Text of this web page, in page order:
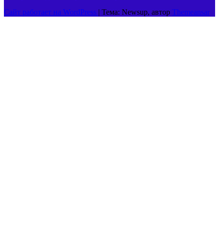
Сайт работает на WordPress | Тема: Newsup, автор Themeansar